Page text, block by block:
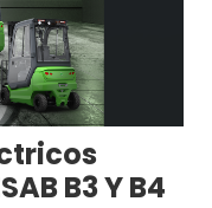
B3 Y B4